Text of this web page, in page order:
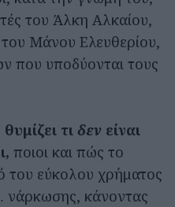
του Άλκη Αλκαίου,
Μάνου Ελευθερίου,
που υποδύονται τους
τι δεν είναι
ποιοι και πώς το
εύκολου χρήματος
νάρκωσης, κάνοντας